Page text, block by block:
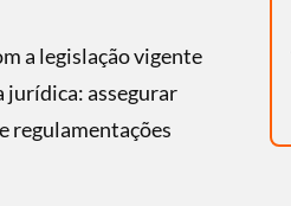
a legislação vigente
jurídica: assegurar
regulamentações